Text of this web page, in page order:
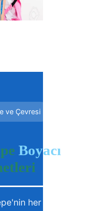
ve Çevresi
Boyacı
her